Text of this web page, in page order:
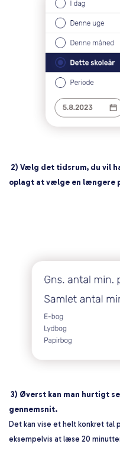
2) Vælg det tidsrum, du vil
oplagt at vælge en længere
3) Øverst kan man hurtigt
gennemsnit.
Det kan vise et helt konkret tal
eksempelvis at læse 20